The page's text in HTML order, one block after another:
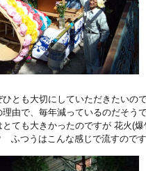
ひとも大切にしていただきたいの
理由で、毎年減っているのだそう
ても大きかったのですが 花火(爆
ふつうはこんな感じで流すのです